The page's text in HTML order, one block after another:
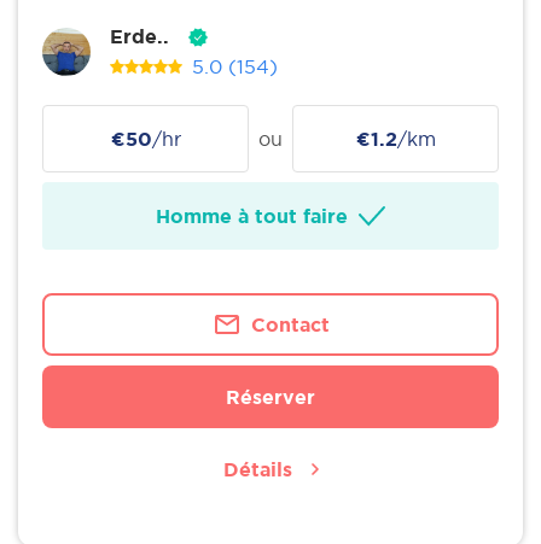
Erde..
5.0 (154)
€50/hr ou €1.2/km
Homme à tout faire
Contact
Réserver
Détails